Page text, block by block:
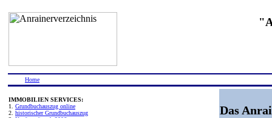
Home
IMMOBILIEN SERVICES:
1. Grundbuchauszug online
2. historischer Grundbuchauszug
Das